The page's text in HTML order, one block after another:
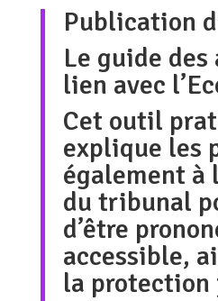
Publication
Le guide des
lien avec
Cet outil
explique les
également à
du tribunal
d’être
accessible,
la protection